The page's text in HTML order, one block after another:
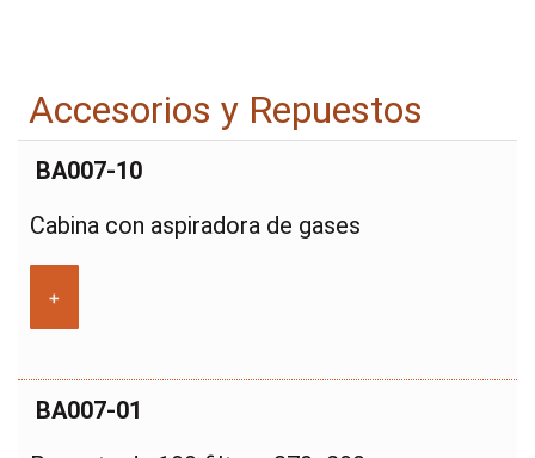
Accesorios y Repuestos
BA007-10
Cabina con aspiradora de gases
+
BA007-01